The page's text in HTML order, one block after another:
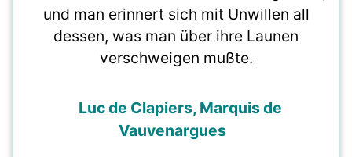
und man erinnert sich mit Unwillen all
dessen, was man über ihre Launen
verschweigen mußte.
Luc de Clapiers, Marquis de
Vauvenargues